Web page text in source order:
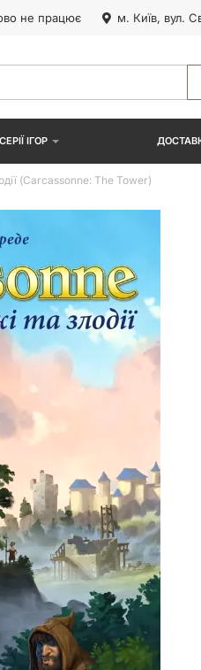
не працює м. Київ, вул.
СЕРІЇ ІГОР
(Carcassonne: The Tower)